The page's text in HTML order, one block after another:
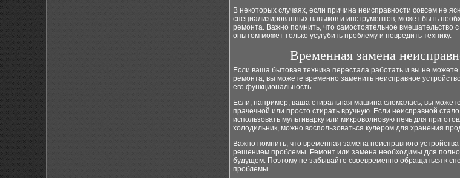
В некоторых случаях, если причина неисправности совсем не
специализированных навыков и инструментов, может быть
ремонта. Важно помнить, что самостоятельное вмешательство
опытом может только усугубить проблему и повредить технику.
Временная замена
Если ваша бытовая техника перестала работать и вы не можете
ремонта, вы можете временно заменить неисправное
его функциональность.
Если, например, ваша стиральная машина сломалась, вы можете
прачечной или просто стирать вручную. Если неисправной
использовать мультиварку или микроволновую печь для
холодильник, можно воспользоваться кулером для хранения
Важно помнить, что временная замена неисправного
решением проблемы. Ремонт или замена необходимы для
будущем. Поэтому не забывайте своевременно обращаться к
проблемы.